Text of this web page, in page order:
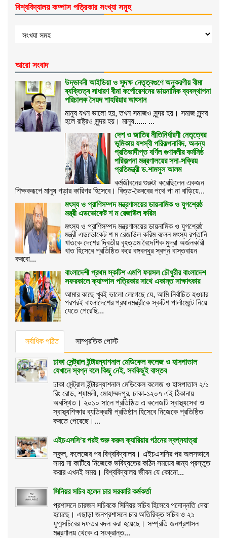
বিশ্ববিদ্যালয় কম্পাস পত্রিকার সংখ্যা সমূহ
আরো সংবাদ
উদ্ভাবনী আইডিয়া ও সুদক্ষ নেতৃত্বগুণে অনুকরণীয় বীমা
ব্যক্তিত্ব সাধারণ বীমা কর্পোরেশনের ডায়নামিক ব্যবস্থাপনা
পরিচালক সৈয়দ শাহরিয়ার আহ্সান
মানুষ যখন ভালো হয়, তখন সমাজও সুন্দর হয়। সমাজ সুন্দর
হলে রাষ্ট্রও সুন্দর হয়। মানুষ...... ...
দেশ ও জাতির নীতিনির্ধারণী নেতৃত্বের
ভূমিকায় যশস্বী পরিকল্পনাবিদ, অনন্য
প্রতিভাদীপ্ত বর্ণিল গুণাবলীর কর্মনিষ্ঠ
পরিকল্পনা মন্ত্রণালয়ের সদা-সক্রিয়
প্রতিমন্ত্রী ড.শামসুল আলম
কর্মজীবনের শুরুটা করেছিলেন একজন
শিক্ষকরূপে মানুষ গড়ার কারিগর হিসেবে। বিত্ত-ভৈববের পথে পা না বাড়িয়ে...
মৎস্য ও প্রাণিসম্পদ মন্ত্রণালয়ের ডায়নামিক ও যুগশ্রেষ্ঠ
মন্ত্রী এডভোকেট শ ম রেজাউল করিম
মৎস্য ও প্রাণিসম্পদ মন্ত্রণালয়ের ডায়নামিক ও যুগশ্রেষ্ঠ
মন্ত্রী এডভোকেট শ ম রেজাউল করিম বলেন মৎস্য রপ্তানি
খাতকে দেশের দ্বিতীয় বৃহত্তম বৈদেশিক মুদ্রা অর্জনকারী
খাত হিসেবে প্রতিষ্ঠিত করে বঙ্গবন্ধুর স্বপ্ন বাস্তবায়ন
করবো...
বাংলাদেশী প্রথম স্কটিশ এমপি ফয়সল চৌধুরীর বাংলাদেশ
সফরকালে ক্যাম্পাস পত্রিকার সাথে একান্ত সাক্ষাৎকার
আমার কাছে খুবই ভালো লেগেছে যে, আমি নির্বাচিত হওয়ার
পরপরই বাংলাদেশের প্রধানমন্ত্রীকে স্কটিশ পার্লামেন্টে নিয়ে
যেতে পেরেছি...
সর্বাধিক পঠিত সাম্প্রতিক পোস্ট
ঢাকা সেন্ট্রাল ইন্টারন্যাশনাল মেডিকেল কলেজ ও হাসপাতাল
যেখানে স্বপ্ন বলে কিছু নেই, সবকিছুই বাস্তব
ঢাকা সেন্ট্রাল ইন্টারন্যাশনাল মেডিকেল কলেজ ও হাসপাতাল ২/১
রিং রোড, শ্যামলী, মোহাম্মদপুর, ঢাকা-১২০৭ এই ঠিকানায়
অবস্থিত। ২০১০ সালে প্রতিষ্ঠিত এ কলেজটি স্বাস্থ্যসেবা ও
স্বাস্থ্যশিক্ষার ব্যতিক্রমী প্রতিষ্ঠান হিসেবে নিজেকে প্রতিষ্ঠিত
করতে পেরেছে।...
এইচএসসি’র পরই শুরু করুন ক্যারিয়ার গঠনের স্বপ্নযাত্রা
স্কুল, কলেজের পর বিশ্ববিদ্যালয়। এইচএসসির পর অলসভাবে
সময় না কাটিয়ে নিজেকে ভবিষ্যতের কঠিন সময়ের জন্য প্রস্তুত
করার এখনই সময়। বিশ্ববিদ্যালয় জীবন যে কোনো...
সিনিয়র সচিব হলেন চার সরকারি কর্মকর্তা
প্রশাসনে চারজন সচিবকে সিনিয়র সচিব হিসেবে পদোন্নতি দেয়া
হয়েছে। এছাড়া জনপ্রশাসনে চার অতিরিক্ত সচিব ও ২১
যুগ্মসচিবের দফতর বদল করা হয়েছে। সম্প্রতি জনপ্রশাসন
মন্ত্রণালয় থেকে এ সংক্রান্ত...